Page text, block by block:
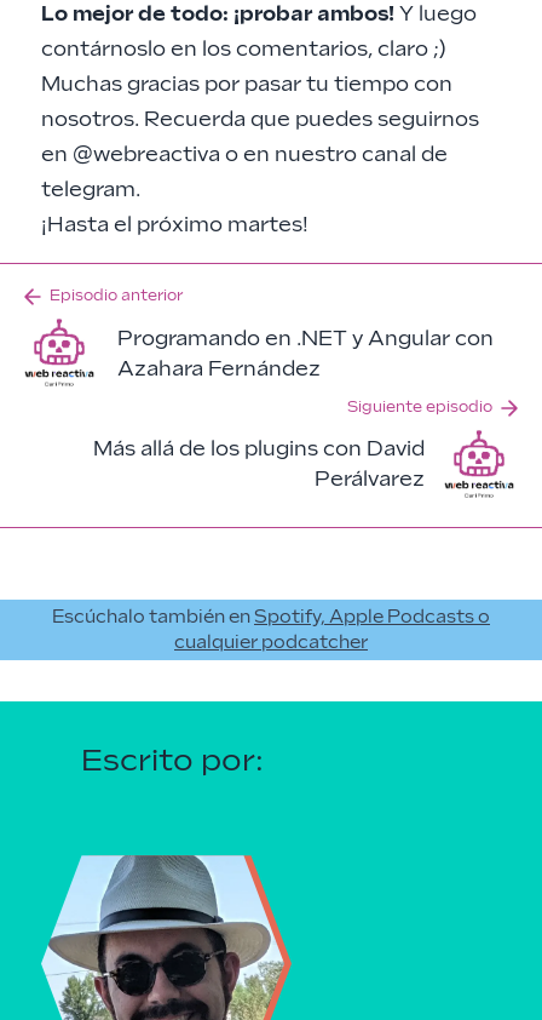
Lo mejor de todo: ¡probar ambos! Y luego
contárnoslo en los comentarios, claro ;)
Muchas gracias por pasar tu tiempo con
nosotros. Recuerda que puedes seguirnos
en @webreactiva o en nuestro canal de
telegram.
¡Hasta el próximo martes!
Episodio anterior
Programando en .NET y Angular con
Azahara Fernández
Siguiente episodio
Más allá de los plugins con David
Perálvarez
Escúchalo también en Spotify, Apple Podcasts o
cualquier podcatcher
Escrito por: